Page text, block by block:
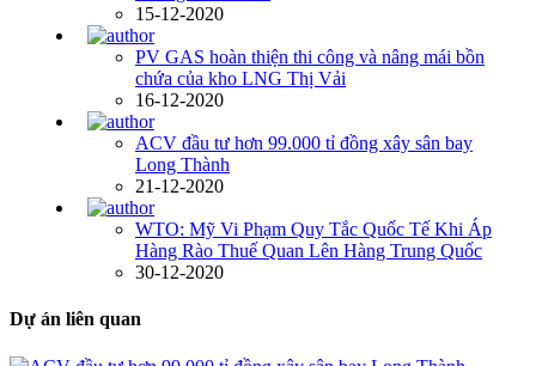
15-12-2020
PV GAS hoàn thiện thi công và nâng mái bồn
chứa của kho LNG Thị Vải
16-12-2020
ACV đầu tư hơn 99.000 tỉ đồng xây sân bay
Long Thành
21-12-2020
WTO: Mỹ Vi Phạm Quy Tắc Quốc Tế Khi Áp
Hàng Rào Thuế Quan Lên Hàng Trung Quốc
30-12-2020
Dự án liên quan